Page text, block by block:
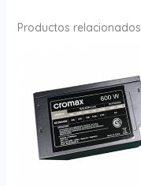
Productos relacionados